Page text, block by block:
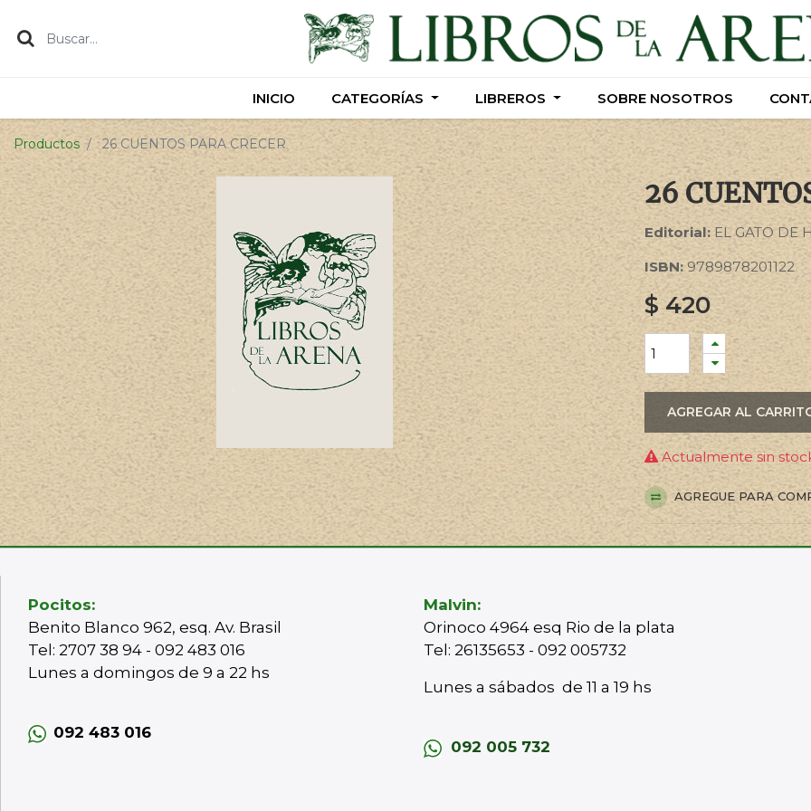
INICIO CATEGORÍAS LIBREROS SOBRE NOSOTROS
INICIO CATEGORÍAS LIBREROS SOBRE NOSOTROS
Productos 26 CUENTOS PARA CRECER
26
Editorial: EL GATO DE
ISBN: 9789878201122
$ 420
AGREGAR AL
Actualmente sin
AGREGUE PARA
Pocitos:
Benito Blanco 962, esq. Av. Brasil
Tel: 2707 38 94 - 092 483 016
Lunes a domingos de 9 a 22 hs
092 483 016
Malvin:
Orinoco 4964 esq Rio de la plata
Tel: 26135653 - 092 005732
Lunes a sábados de 11 a 19 hs
092 005 732